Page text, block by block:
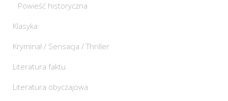
Powieść historyczna
Klasyka
Kryminał / Sensacja / Thriller
Literatura faktu
Literatura obyczajowa